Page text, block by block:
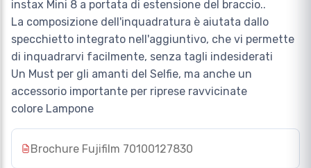
instax Mini 8 a portata di estensione del braccio..
La composizione dell'inquadratura è aiutata dallo
specchietto integrato nell'aggiuntivo, che vi permette
di inquadrarvi facilmente, senza tagli indesiderati
Un Must per gli amanti del Selfie, ma anche un
accessorio importante per riprese ravvicinate
colore Lampone
Brochure Fujifilm 70100127830